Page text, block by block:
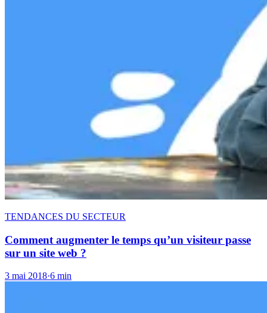
TENDANCES DU SECTEUR
Comment augmenter le temps qu’un visiteur passe
sur un site web ?
3 mai 2018·6 min